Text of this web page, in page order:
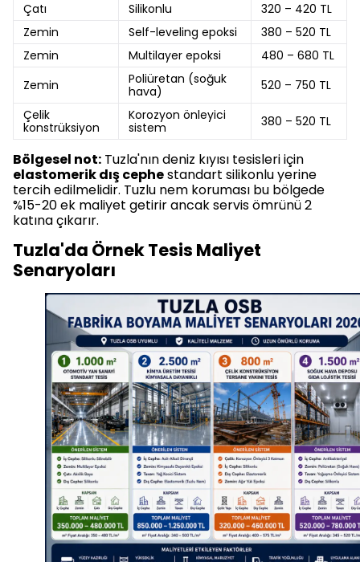
Çatı
Silikonlu
320 – 420 TL
Zemin
Self-leveling epoksi
380 – 520 TL
Zemin
Multilayer epoksi
480 – 680 TL
Zemin
Poliüretan (soğuk
hava)
520 – 750 TL
Çelik
konstrüksiyon
Korozyon önleyici
sistem
380 – 520 TL
Bölgesel not: Tuzla'nın deniz kıyısı tesisleri için
elastomerik dış cephestandart silikonlu yerine
tercih edilmelidir. Tuzlu nem koruması bu bölgede
%15-20 ek maliyet getirir ancak servis ömrünü 2
katına çıkarır.
Tuzla'da Örnek Tesis Maliyet
Senaryoları